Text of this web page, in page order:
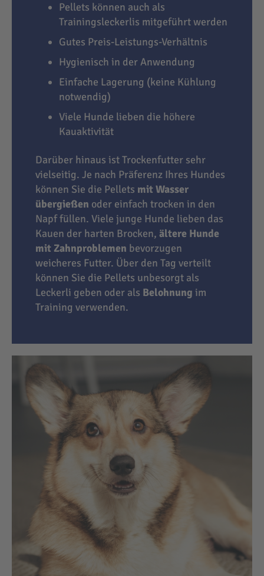
Pellets können auch als
Trainingsleckerlis mitgeführt werden
Gutes Preis-Leistungs-Verhältnis
Hygienisch in der Anwendung
Einfache Lagerung (keine Kühlung
notwendig)
Viele Hunde lieben die höhere
Kauaktivität
Darüber hinaus ist Trockenfutter sehr
vielseitig. Je nach Präferenz Ihres Hundes
können Sie die Pellets mit Wasser
übergießen oder einfach trocken in den
Napf füllen. Viele junge Hunde lieben das
Kauen der harten Brocken, ältere Hunde
mit Zahnproblemen bevorzugen
weicheres Futter. Über den Tag verteilt
können Sie die Pellets unbesorgt als
Leckerli geben oder als Belohnung im
Training verwenden.